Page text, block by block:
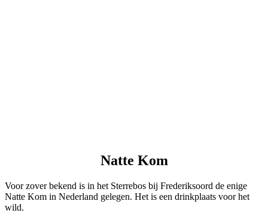
Natte Kom
Voor zover bekend is in het Sterrebos bij Frederiksoord de enige
Natte Kom in Nederland gelegen. Het is een drinkplaats voor het
wild.